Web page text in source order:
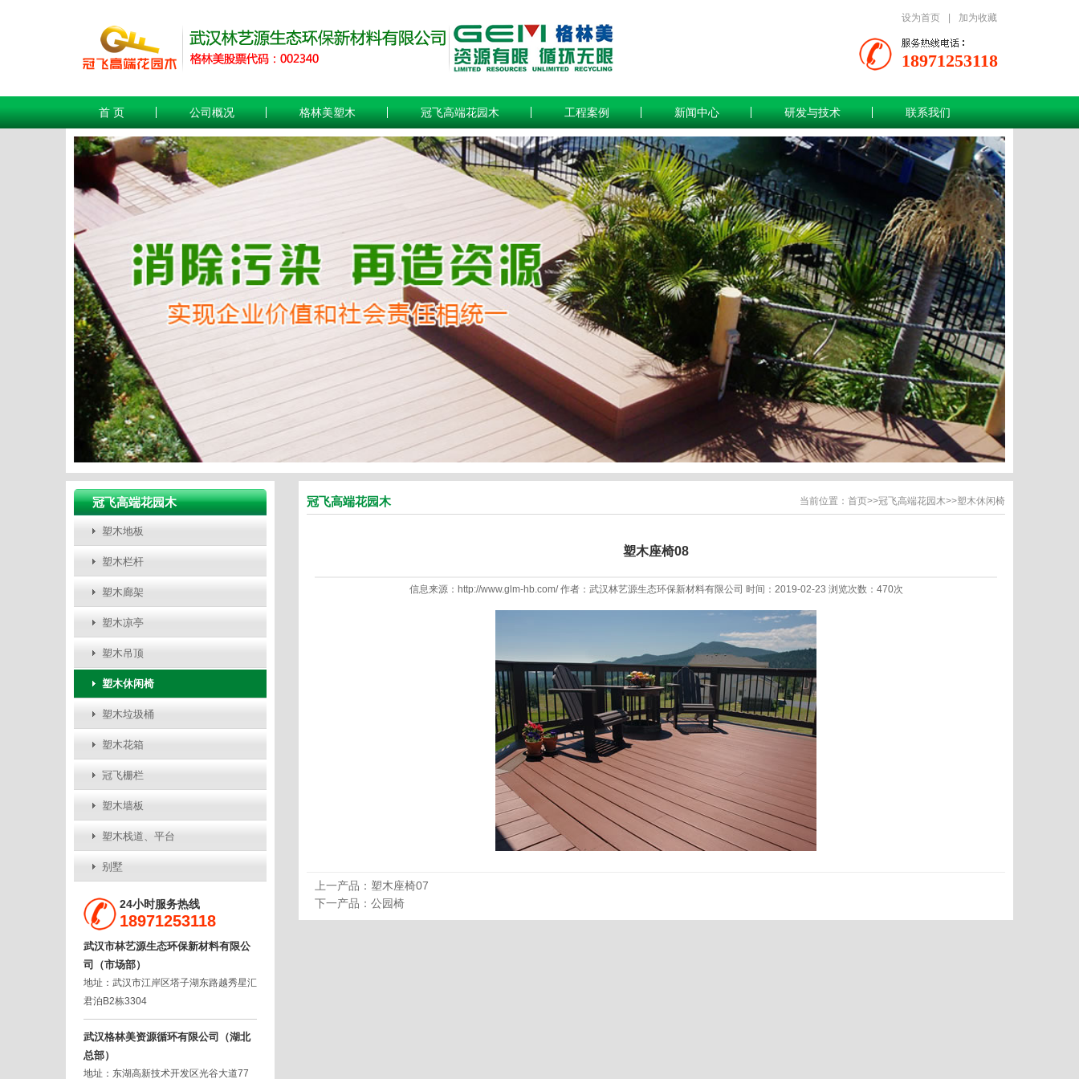
18971253118
设为首页 加为收藏
首 页 公司概况 格林美塑木 冠飞高端花园木 工程案例 新闻中心 研发与技术 联系我们
冠飞高端花园木
塑木地板
塑木栏杆
塑木廊架
塑木凉亭
塑木吊顶
塑木休闲椅
塑木垃圾桶
塑木花箱
冠飞栅栏
塑木墙板
塑木栈道、平台
别墅
24小时服务热线
18971253118
武汉市林艺源生态环保新材料有限公
司（市场部）
地址：武汉市江岸区塔子湖东路越秀星汇
君泊B2栋3304
武汉格林美资源循环有限公司（湖北
总部）
地址：东湖高新技术开发区光谷大道77
冠飞高端花园木 当前位置： 首页>>冠飞高端花园木>>塑木休闲椅
塑木座椅08
信息来源：http://www.glm-hb.com/ 作者：武汉林艺源生态环保新材料有限公司 时间：2019-02-23 浏览次数：470次
上一产品： 塑木座椅07
下一产品： 公园椅